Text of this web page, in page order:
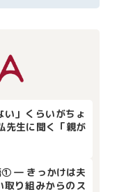
い」くらいがちょ
生に聞く「親が
① ― きっかけは夫
取り組みからのス